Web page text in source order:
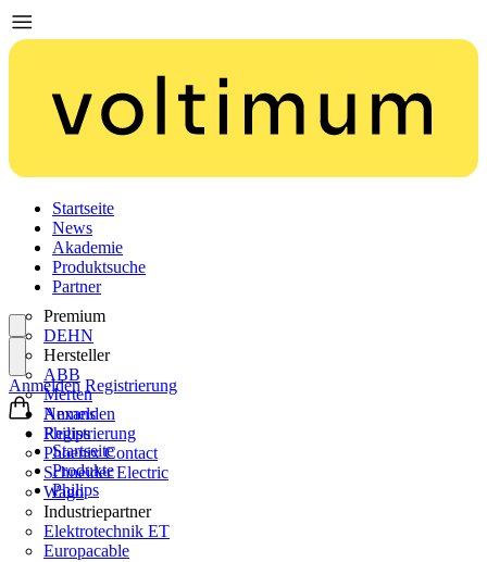
Startseite
News
Akademie
Produktsuche
Partner
Premium
DEHN
Hersteller
ABB
Merten
Nexans
Philips
Phoenix Contact
Schneider Electric
Wago
Industriepartner
Elektrotechnik ET
Europacable
Anmelden
Registrierung
Anmelden Registrierung
Startseite
Produkte
Philips